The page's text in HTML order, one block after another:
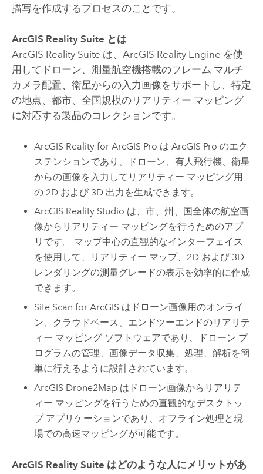
描写を作成するプロセスのことです。
ArcGIS Reality Suite とは
ArcGIS Reality Suite は、 ArcGIS Reality Engine を使
用してドローン、測量航空機搭載のフレーム マルチ
カメラ配置、衛星からの入力画像をサポートし、特定
の地点、都市、全国規模のリアリティー マッピング
に対応する製品のコレクションです。
ArcGIS Reality for ArcGIS Pro はArcGIS Pro のエク
ステンションであり、ドローン、有人飛行機、衛星
からの画像を入力してリアリティー マッピング用
の 2D および 3D 出力を生成できます。
ArcGIS Reality Studio は、市、州、国全体の航空画
像からリアリティー マッピングを行うためのアプ
リです。 マップ中心の直観的なインターフェイス
を使用して、リアリティー マップ、2D および 3D
レンダリングの測量グレードの表示を効率的に作成
できます。
Site Scan for ArcGIS はドローン画像用のオンライ
ン、クラウドベース、エンドツーエンドのリアリテ
ィー マッピング ソフトウェアであり、ドローン プ
ログラムの管理、画像データ収集、処理、解析を簡
単に行えるように設計されています。
ArcGIS Drone2Map はドローン画像からリアリテ
ィー マッピングを行うための直観的なデスクトッ
プ アプリケーションであり、オフライン処理と現
場での高速マッピングが可能です。
ArcGIS Reality Suite はどのような人にメリットがあ